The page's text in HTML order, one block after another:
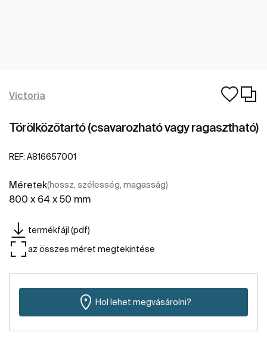
Victoria
Törölközőtartó (csavarozható vagy ragasztható)
REF: A816657001
Méretek(hossz, szélesség, magasság)
800 x 64 x 50 mm
termékfájl (pdf)
az összes méret megtekintése
Hol lehet megvásárolni?